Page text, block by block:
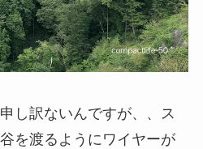
し訳ないんですが、、ス
を渡るようにワイヤーが